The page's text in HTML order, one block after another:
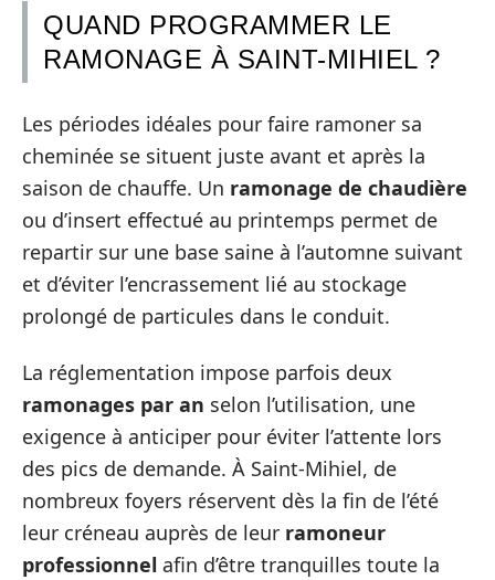
QUAND PROGRAMMER LE
RAMONAGE À SAINT-MIHIEL ?
Les périodes idéales pour faire ramoner sa
cheminée se situent juste avant et après la
saison de chauffe. Un ramonage de chaudière
ou d’insert effectué au printemps permet de
repartir sur une base saine à l’automne suivant
et d’éviter l’encrassement lié au stockage
prolongé de particules dans le conduit.
La réglementation impose parfois deux
ramonages par an selon l’utilisation, une
exigence à anticiper pour éviter l’attente lors
des pics de demande. À Saint-Mihiel, de
nombreux foyers réservent dès la fin de l’été
leur créneau auprès de leur ramoneur
professionnel afin d’être tranquilles toute la